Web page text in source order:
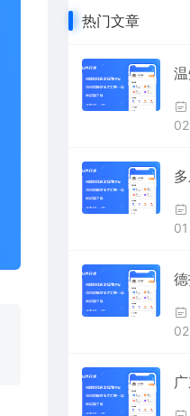
热门文章
02
01
02